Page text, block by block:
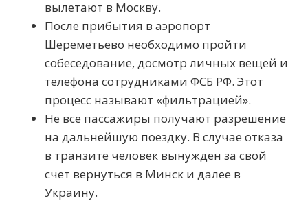
вылетают в Москву.
После прибытия в аэропорт
Шереметьево необходимо пройти
собеседование, досмотр личных вещей и
телефона сотрудниками ФСБ РФ. Этот
процесс называют «фильтрацией».
Не все пассажиры получают разрешение
на дальнейшую поездку. В случае отказа
в транзите человек вынужден за свой
счет вернуться в Минск и далее в
Украину.